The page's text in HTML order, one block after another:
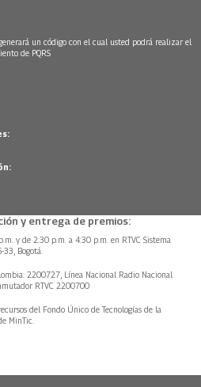
un código con el cual usted podrá realizar el
de PQRS
y entrega de premios:
y de 2:30 p.m. a 4:30 p.m. en RTVC Sistema
Bogotá.
2200727, Línea Nacional Radio Nacional
RTVC 2200700
del Fondo Único de Tecnologías de la
MinTic.